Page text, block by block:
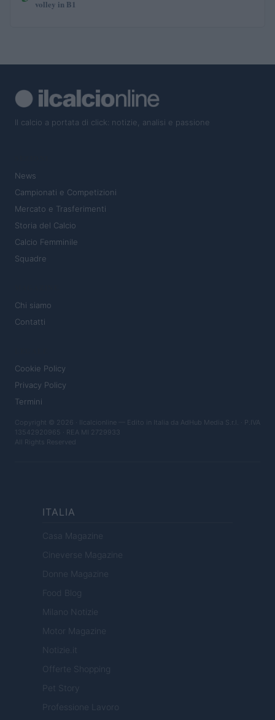
volley in B1
Il calcio a portata di click: notizie, analisi e passione
News
Campionati e Competizioni
Mercato e Trasferimenti
Storia del Calcio
Calcio Femminile
Squadre
Chi siamo
Contatti
Cookie Policy
Privacy Policy
Termini
Copyright © 2026 · Ilcalcionline — Edito in Italia da AdHub Media S.r.l. · P.IVA
13542920965 · REA MI 2729933
All Rights Reserved
ITALIA
Casa Magazine
Cineverse Magazine
Donne Magazine
Food Blog
Milano Notizie
Motor Magazine
Notizie.it
Offerte Shopping
Pet Story
Professione Lavoro